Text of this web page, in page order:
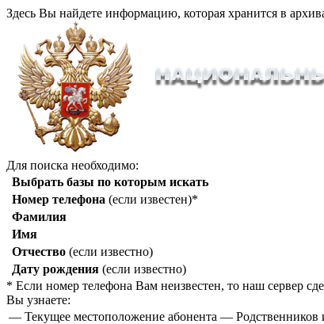
Здесь Вы найдете информацию, которая хранится в
Для поиска необходимо:
Выбрать базы по которым искать
Номер телефона (если известен)*
Фамилия
Имя
Отчество (если известно)
Дату рождения (если известно)
* Если номер телефона Вам неизвестен, то наш сервер
Вы узнаете:
— Текущее местоположение абонента — Родственников